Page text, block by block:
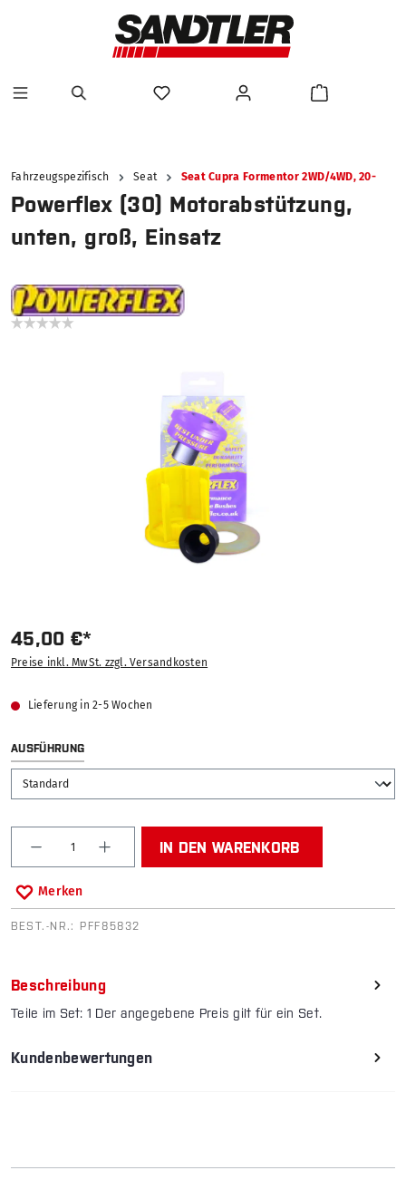
Fahrzeugspezifisch Seat Seat Cupra Formentor 2WD/4WD, 20-
Powerflex (30) Motorabstützung,
unten, groß, Einsatz
45,00 €*
Preise inkl. MwSt. zzgl. Versandkosten
Lieferung in 2-5 Wochen
AUSFÜHRUNGAUSWÄHLEN
Produkt Anzahl: Gib den gewünschten Wert ein
IN DEN WARENKORB
Merken
BEST.-NR.: PFF85832
Beschreibung
Teile im Set: 1 Der angegebene Preis gilt für ein Set.
Kundenbewertungen